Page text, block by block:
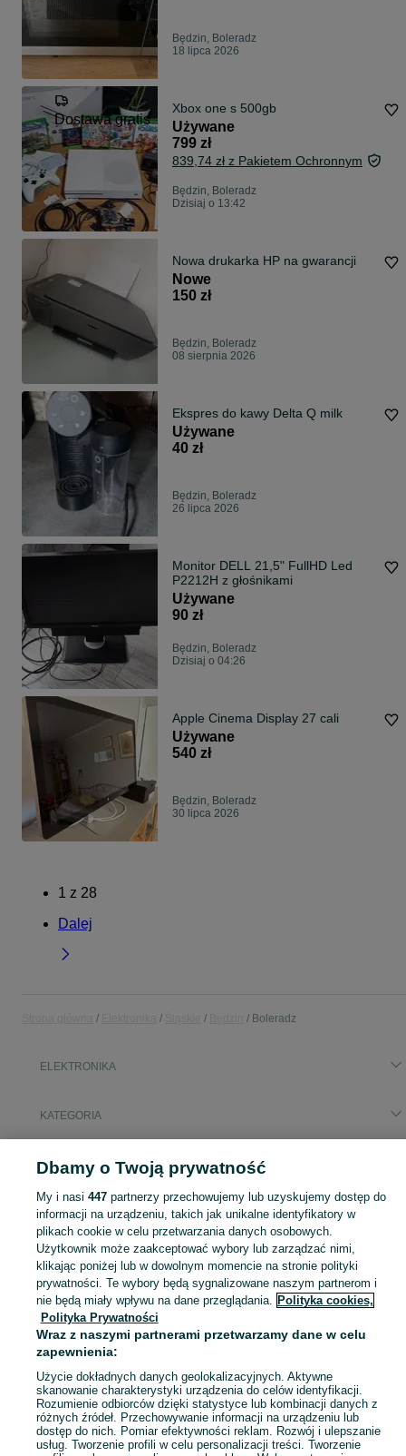
Będzin, Boleradz
18 lipca 2026
Dostawa gratis
Xbox one s 500gb
Używane
799 zł
839,74 zł z Pakietem Ochronnym
Będzin, Boleradz
Dzisiaj o 13:42
Nowa drukarka HP na gwarancji
Nowe
150 zł
Będzin, Boleradz
08 sierpnia 2026
Ekspres do kawy Delta Q milk
Używane
40 zł
Będzin, Boleradz
26 lipca 2026
Monitor DELL 21,5" FullHD Led
P2212H z głośnikami
Używane
90 zł
Będzin, Boleradz
Dzisiaj o 04:26
Apple Cinema Display 27 cali
Używane
540 zł
Będzin, Boleradz
30 lipca 2026
1 z 28
Dalej
Boleradz
ELEKTRONIKA
KATEGORIA
kuchenka gazowa klimatyzator
lodówka
Sprzedaż elektroniki Będzin ▶️ szeroki wybór modeli i marek ✅ Nowe i używane oferty w atrakcyjnych cenach ☝ Sprawdź ogłoszenia online na OLX.pl! Zobacz
Mapa kategorii
Mapa miejscowości
Mapa ministron
Popularne wyszukiwania
Dbamy o Twoją prywatność
My i nasi 447partnerzy przechowujemy lub uzyskujemy dostęp do
informacji na urządzeniu, takich jak unikalne identyfikatory w
plikach cookie w celu przetwarzania danych osobowych.
Użytkownik może zaakceptować wybory lub zarządzać nimi,
klikając poniżej lub w dowolnym momencie na stronie polityki
prywatności. Te wybory będą sygnalizowane naszym partnerom i
nie będą miały wpływu na dane przeglądania. Polityka cookies,
Polityka Prywatności
Wraz z naszymi partnerami przetwarzamy dane w celu
zapewnienia:
Użycie dokładnych danych geolokalizacyjnych. Aktywne
skanowanie charakterystyki urządzenia do celów identyfikacji.
Rozumienie odbiorców dzięki statystyce lub kombinacji danych z
różnych źródeł. Przechowywanie informacji na urządzeniu lub
dostęp do nich. Pomiar efektywności reklam. Rozwój i ulepszanie
usług. Tworzenie profili w celu personalizacji treści. Tworzenie